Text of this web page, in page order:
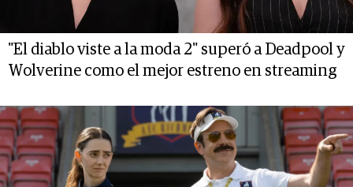
"El diablo viste a la moda 2" superó a Deadpool y
Wolverine como el mejor estreno en streaming